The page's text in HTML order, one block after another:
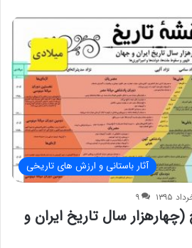
آثار باستانی و ارزش های تاریخی
۹
سال تاریخ ایران و